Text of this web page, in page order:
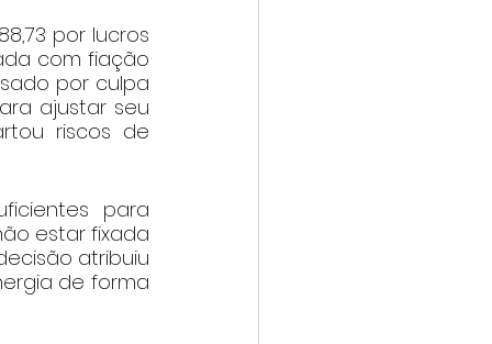
por lucros
com fiação
por culpa
ajustar seu
riscos de
para
estar fixada
atribuiu
de forma